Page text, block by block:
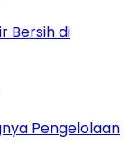
Bersih di
Pengelolaan